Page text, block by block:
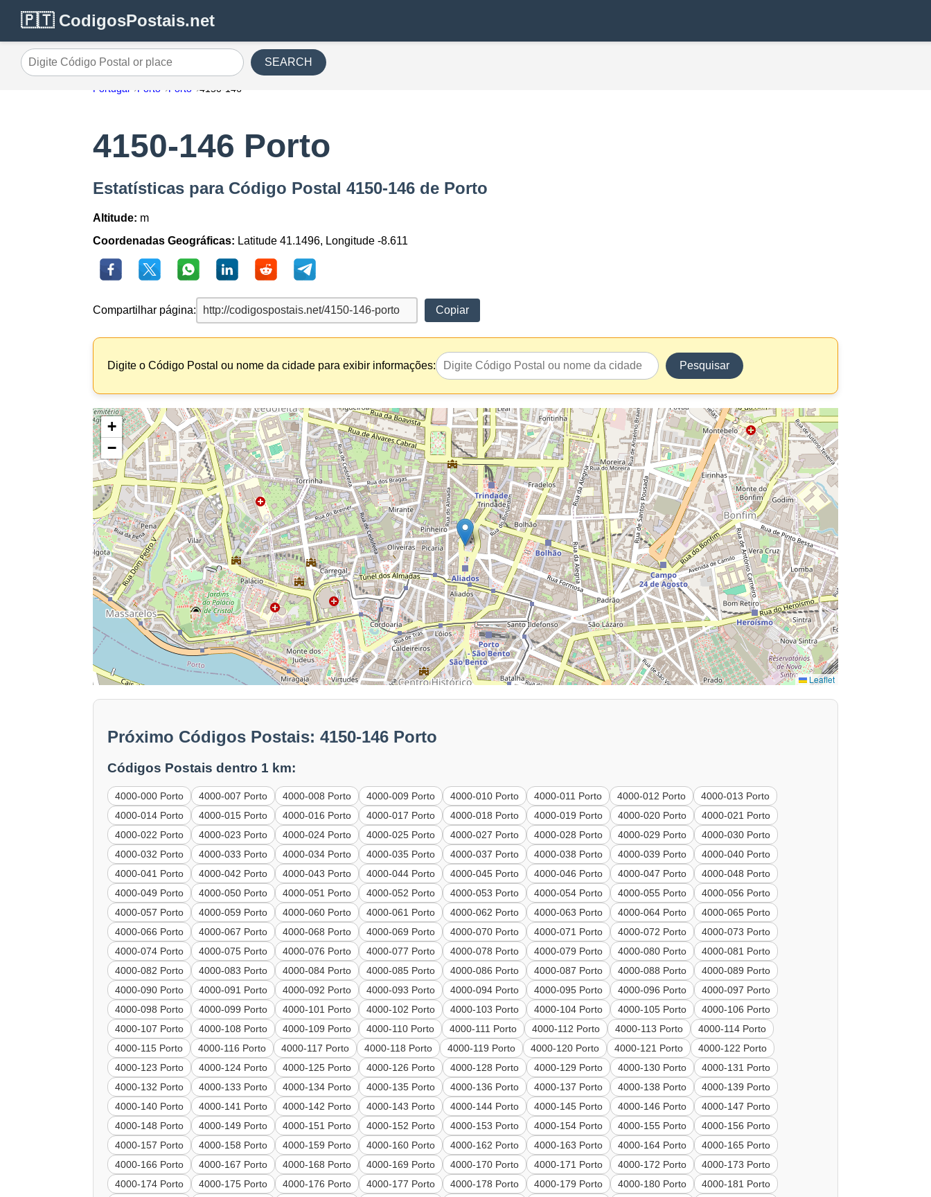
🇵🇹 CodigosPostais.net
Digite Código Postal or place SEARCH
Portugal Porto Porto 4150-146
4150-146 Porto
Estatísticas para Código Postal 4150-146 de Porto
Altitude: m
Coordenadas Geográficas: Latitude 41.1496, Longitude -8.611
Compartilhar página: Copiar
Digite o Código Postal ou nome da cidade para exibir informações: Pesquisar
+
−
Leaflet
Próximo Códigos Postais: 4150-146 Porto
Códigos Postais dentro 1 km:
4000-000 Porto 4000-007 Porto 4000-008 Porto 4000-009 Porto 4000-010 Porto 4000-011 Porto 4000-012 Porto
4000-013 Porto
4000-014 Porto
4000-015 Porto 4000-016 Porto 4000-017 Porto 4000-018 Porto 4000-019 Porto 4000-020 Porto
4000-021 Porto
4000-022 Porto
4000-023 Porto 4000-024 Porto 4000-025 Porto 4000-027 Porto 4000-028 Porto 4000-029 Porto
4000-030 Porto
4000-032 Porto
4000-033 Porto 4000-034 Porto 4000-035 Porto 4000-037 Porto 4000-038 Porto 4000-039 Porto
4000-040 Porto
4000-041 Porto
4000-042 Porto 4000-043 Porto 4000-044 Porto 4000-045 Porto 4000-046 Porto 4000-047 Porto
4000-048 Porto
4000-049 Porto
4000-050 Porto 4000-051 Porto 4000-052 Porto 4000-053 Porto 4000-054 Porto 4000-055 Porto
4000-056 Porto
4000-057 Porto
4000-059 Porto 4000-060 Porto 4000-061 Porto 4000-062 Porto 4000-063 Porto 4000-064 Porto
4000-065 Porto
4000-066 Porto
4000-067 Porto 4000-068 Porto 4000-069 Porto 4000-070 Porto 4000-071 Porto 4000-072 Porto
4000-073 Porto
4000-074 Porto
4000-075 Porto 4000-076 Porto 4000-077 Porto 4000-078 Porto 4000-079 Porto 4000-080 Porto
4000-081 Porto
4000-082 Porto
4000-083 Porto 4000-084 Porto 4000-085 Porto 4000-086 Porto 4000-087 Porto 4000-088 Porto
4000-089 Porto
4000-090 Porto
4000-091 Porto 4000-092 Porto 4000-093 Porto 4000-094 Porto 4000-095 Porto 4000-096 Porto
4000-097 Porto
4000-098 Porto
4000-099 Porto 4000-101 Porto 4000-102 Porto 4000-103 Porto 4000-104 Porto 4000-105 Porto
4000-106 Porto
4000-107 Porto
4000-108 Porto 4000-109 Porto 4000-110 Porto 4000-111 Porto 4000-112 Porto 4000-113 Porto
4000-114 Porto
4000-115 Porto
4000-116 Porto 4000-117 Porto 4000-118 Porto 4000-119 Porto 4000-120 Porto 4000-121 Porto
4000-122 Porto
4000-123 Porto
4000-124 Porto 4000-125 Porto 4000-126 Porto 4000-128 Porto 4000-129 Porto 4000-130 Porto
4000-131 Porto
4000-132 Porto
4000-133 Porto 4000-134 Porto 4000-135 Porto 4000-136 Porto 4000-137 Porto 4000-138 Porto
4000-139 Porto
4000-140 Porto
4000-141 Porto 4000-142 Porto 4000-143 Porto 4000-144 Porto 4000-145 Porto 4000-146 Porto
4000-147 Porto
4000-148 Porto
4000-149 Porto 4000-151 Porto 4000-152 Porto 4000-153 Porto 4000-154 Porto 4000-155 Porto
4000-156 Porto
4000-157 Porto
4000-158 Porto 4000-159 Porto 4000-160 Porto 4000-162 Porto 4000-163 Porto 4000-164 Porto
4000-165 Porto
4000-166 Porto
4000-167 Porto 4000-168 Porto 4000-169 Porto 4000-170 Porto 4000-171 Porto 4000-172 Porto
4000-173 Porto
4000-174 Porto
4000-175 Porto 4000-176 Porto 4000-177 Porto 4000-178 Porto 4000-179 Porto 4000-180 Porto
4000-181 Porto